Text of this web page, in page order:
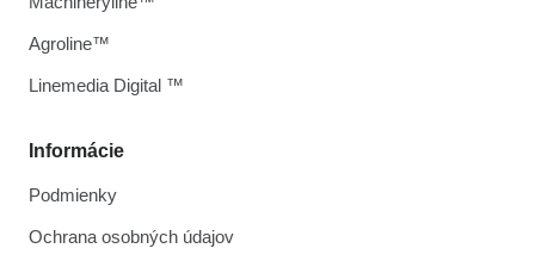
Informácie
Podmienky
Ochrana osobných údajov
Agroline™
Linemedia Digital ™